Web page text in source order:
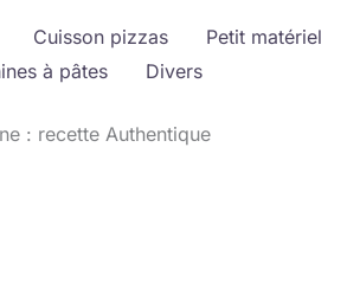
Cuisson pizzas Petit matériel
à pâtes Divers
: recette Authentique